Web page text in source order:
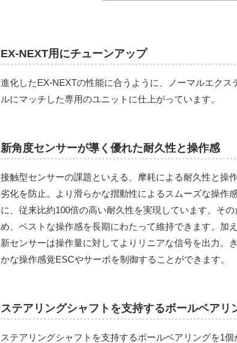
EX-NEXT用にチューンアップ
進化したEX-NEXTの性能に合うように、ノーマルエク
ルにマッチした専用のユニットに仕上がっています。
新角度センサーが導く優れた耐久性と操作感
接触型センサーの課題といえる、摩耗による耐久性と操
劣化を防止。より滑らかな摺動性によるスムーズな操作
に、従来比約100倍の高い耐久性を実現しています。その
め、ベストな操作感を長期にわたって維持できます。加え
新センサーは操作量に対してよりリニアな信号を出力。
かな操作感覚ESCやサーボを制御することができます。
ステアリングシャフトを支持するボールベアリ
ステアリングシャフトを支持するボールベアリングを1個